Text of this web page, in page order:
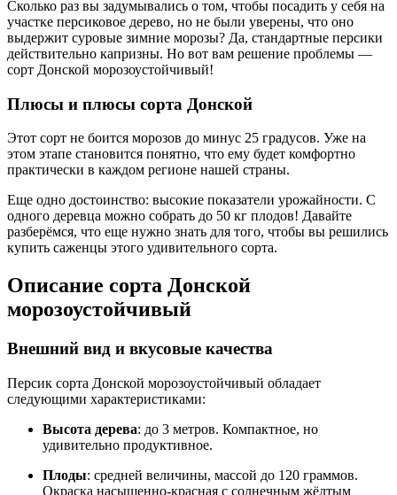
Сколько раз вы задумывались о том, чтобы посадить у себя на
участке персиковое дерево, но не были уверены, что оно
выдержит суровые зимние морозы? Да, стандартные персики
действительно капризны. Но вот вам решение проблемы —
сорт Донской морозоустойчивый!
Плюсы и плюсы сорта Донской
Этот сорт не боится морозов до минус 25 градусов. Уже на
этом этапе становится понятно, что ему будет комфортно
практически в каждом регионе нашей страны.
Еще одно достоинство: высокие показатели урожайности. С
одного деревца можно собрать до 50 кг плодов! Давайте
разберёмся, что еще нужно знать для того, чтобы вы решились
купить саженцы этого удивительного сорта.
Описание сорта Донской
морозоустойчивый
Внешний вид и вкусовые качества
Персик сорта Донской морозоустойчивый обладает
следующими характеристиками:
Высота дерева: до 3 метров. Компактное, но
удивительно продуктивное.
Плоды: средней величины, массой до 120 граммов.
Окраска насыщенно-красная с солнечным жёлтым